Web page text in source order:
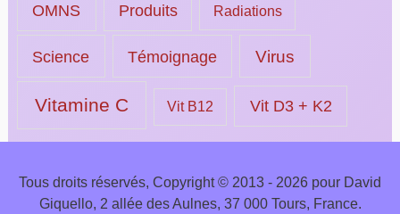
OMNS Produits Radiations
Science Témoignage Virus
Vitamine C Vit B12 Vit D3 + K2
Tous droits réservés, Copyright © 2013 - 2026 pour David
Giquello, 2 allée des Aulnes, 37 000 Tours, France.